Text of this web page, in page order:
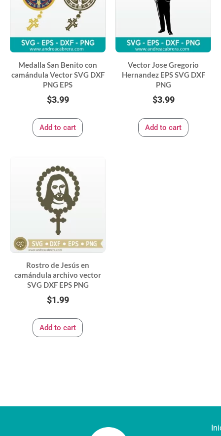
Medalla San Benito con
camándula Vector SVG DXF
PNG EPS
$3.99
Add to cart
Vector Jose Gregorio
Hernandez EPS SVG DXF
PNG
$3.99
Add to cart
Rostro de Jesús en
camándula archivo vector
SVG DXF EPS PNG
$1.99
Add to cart